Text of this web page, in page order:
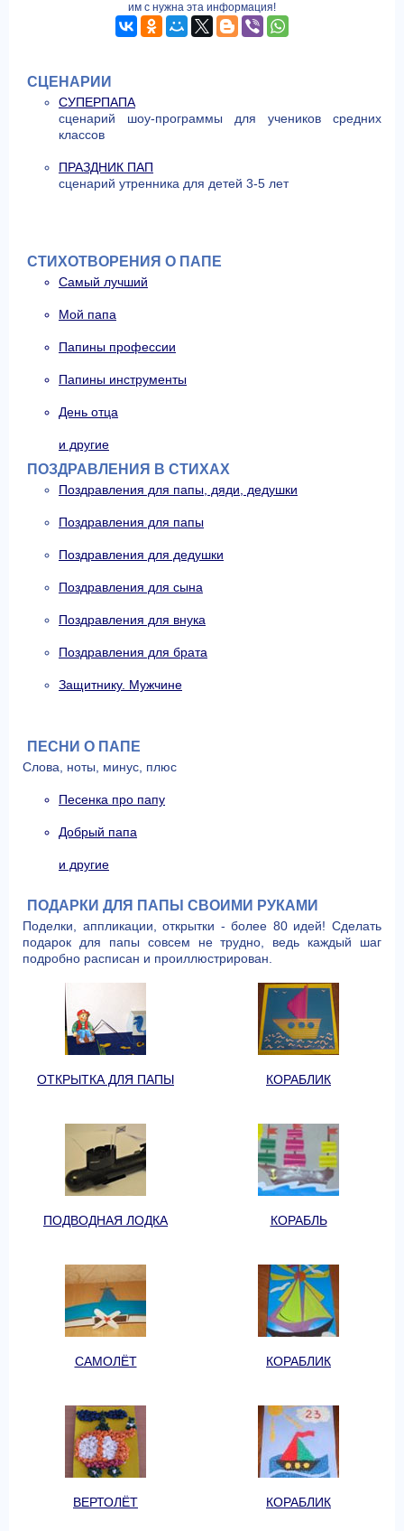
им с нужна эта информация!
СЦЕНАРИИ
СУПЕРПАПА
сценарий шоу-программы для учеников средних
классов
ПРАЗДНИК ПАП
сценарий утренника для детей 3-5 лет
СТИХОТВОРЕНИЯ О ПАПЕ
Самый лучший
Мой папа
Папины профессии
Папины инструменты
День отца
и другие
ПОЗДРАВЛЕНИЯ В СТИХАХ
Поздравления для папы, дяди, дедушки
Поздравления для папы
Поздравления для дедушки
Поздравления для сына
Поздравления для внука
Поздравления для брата
Защитнику. Мужчине
ПЕСНИ О ПАПЕ
Слова, ноты, минус, плюс
Песенка про папу
Добрый папа
и другие
ПОДАРКИ ДЛЯ ПАПЫ СВОИМИ РУКАМИ
Поделки, аппликации, открытки - более 80 идей! Сделать
подарок для папы совсем не трудно, ведь каждый шаг
подробно расписан и проиллюстрирован.
ОТКРЫТКА ДЛЯ ПАПЫ КОРАБЛИК
ПОДВОДНАЯ ЛОДКА КОРАБЛЬ
САМОЛЁТ КОРАБЛИК
ВЕРТОЛЁТ КОРАБЛИК